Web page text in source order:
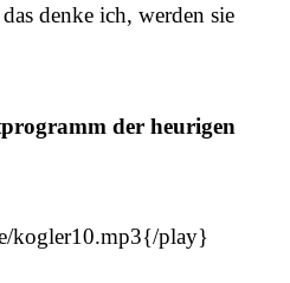
denke ich, werden sie
der heurigen
kogler10.mp3{/play}